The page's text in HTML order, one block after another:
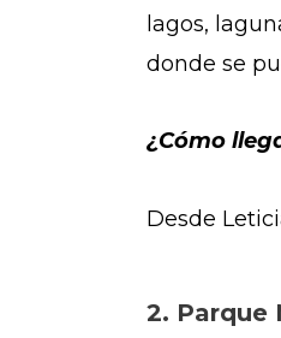
lagos,
donde se
¿Cómo
Desde
2. Parque